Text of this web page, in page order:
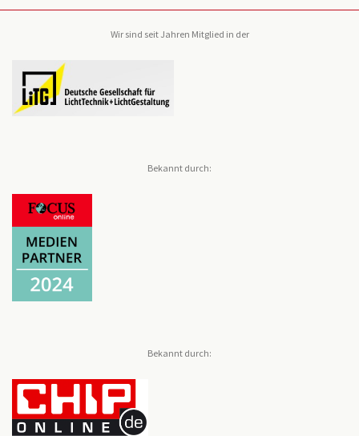
Wir sind seit Jahren Mitglied in der
Bekannt durch:
Bekannt durch: